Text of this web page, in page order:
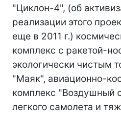
"Циклон-4", (об
реализации этого
еще в 2011 г.)
комплекс с ракетой-
экологически чистым
"Маяк", авиационно-
комплекс "Воздушный
легкого самолета и